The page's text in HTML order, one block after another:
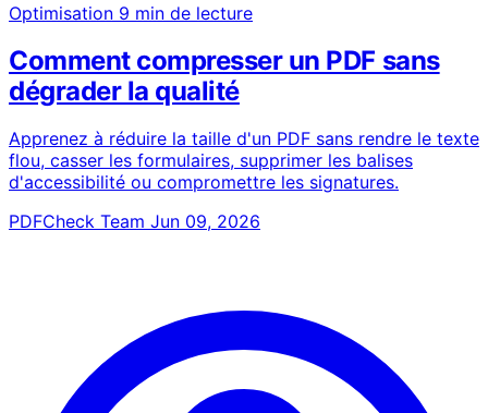
Optimisation 9 min de lecture
Comment compresser un PDF sans
dégrader la qualité
Apprenez à réduire la taille d'un PDF sans rendre le texte
flou, casser les formulaires, supprimer les balises
d'accessibilité ou compromettre les signatures.
PDFCheck Team Jun 09, 2026